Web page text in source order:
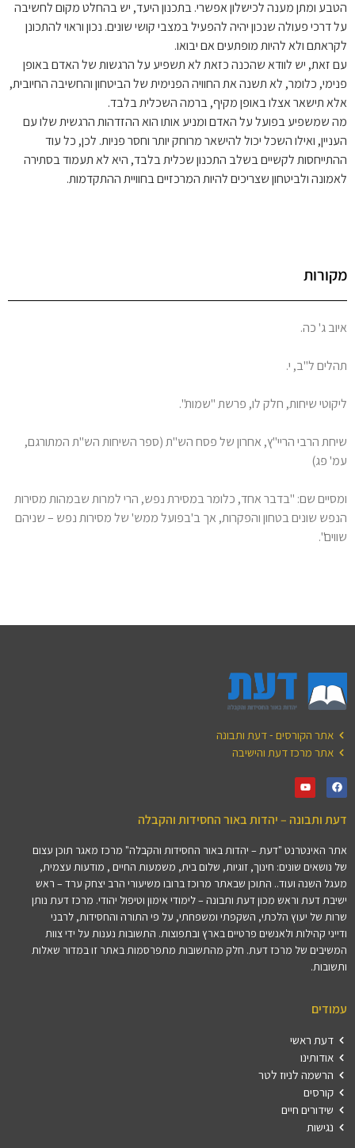
הטבע ומתן מענה לכישלון אפשרי. בתכנון היעד, יש בהחלט מקום לחשיבה
על דרכי פעולה שנכון יהיה להפעיל במצבי קושי שונים. נכון וראוי להתכונן
לקראתם ולא להיות מופתעים אם יבואו.
עם זאת, יש לוודא שהכנה כזאת לא תשפיע על הרגשות של האדם באופן
פנימי, כלומר, לא תשנה את החוויה הפנימית של הביטחון והחשיבה החיובית,
אלא תישאר אצלו באופן מקיף, ברמה השכלית בלבד.
מה שמשפיע בפועל על האדם ומניע אותו הוא ההזדהות הרגשית שלו עם
העניין, ואילו השכל יכול להישאר מרוחק יותר וחסר פניות. לכן, כל עוד
ההתייחסות לקשיים בשלב התכנון שכלית בלבד, היא לא תעמוד בסתירה
לאמונה ולביטחון שצריכים להיות המרכזיים בחוויית ההתקדמות.
מקורות
איוב ג' כה.
תהלים ל"ב, י.
ליקוטי שיחות, חלק לו, פרשת "שמות".
שיחת הרבי הריי"ץ, אחרון של פסח הש"ת (ספר השיחות הש"ת המתורגם,
עמ' פג)
ומסיים שם: "בדבר אחד, כלומר במסירת נפש, הרי למרות שבמהות מסירות
הנפש שונים בטחון והפקרות, אך ב'בפועל ממש' של מסירות נפש – שניהם
שווים".
אתר הקורסים - דעת ותבונה
אתר מרכז דעת והישיבה
דעת ותבונה – יהדות באור החסידות והקבלה
אתר האינטרנט "דעת – יהדות באור החסידות והקבלה" מרכז מאגר תוכן עצום
של נושאים שונים: חינוך, זוגיות, שלום בית, משמעות החיים , מודעות עצמית,
מעגל השנה ועוד.. התוכן שבאתר מרוכז ברובו משיעורי הרב יצחק ערד – ראש
ישיבת דעת וראש מכון דעת ותבונה – לימודי אימון וטיפול יהודי. מרכז דעת נותן
שרות של יעוץ הלכתי, השקפתי ומשפחתי, על פי התורה והחסידות, לרבני
ודייני קהילות ולאנשים פרטיים בארץ ובתפוצות. התשובות נענות על ידי צוות
המשיבים של מרכז דעת. חלק מהתשובות מתפרסמות באתר זו במדור שאלות
ותשובות.
עמודים
דעת ראשי
אודותינו
הרשמה לניוז לטר
קורסים
שידורים חיים
נגישות